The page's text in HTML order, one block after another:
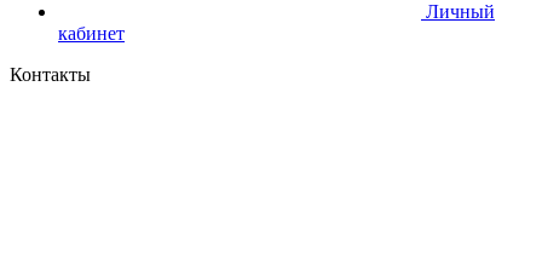
Личный
кабинет
Контакты